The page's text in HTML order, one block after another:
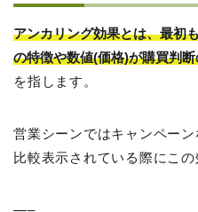
アンカリング効果とは、最初
の特徴や数値(価格)が購買判
を指します。
営業シーンではキャンペー
比較表示されている際にこの